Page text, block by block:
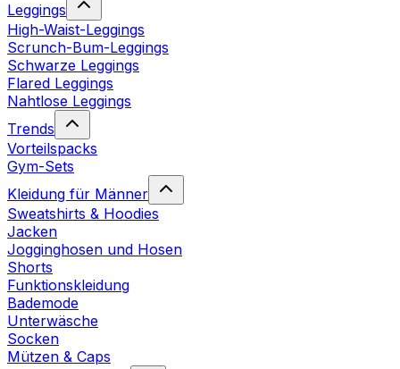
Leggings
High-Waist-Leggings
Scrunch-Bum-Leggings
Schwarze Leggings
Flared Leggings
Nahtlose Leggings
Trends
Vorteilspacks
Gym-Sets
Kleidung für Männer
Sweatshirts & Hoodies
Jacken
Jogginghosen und Hosen
Shorts
Funktionskleidung
Bademode
Unterwäsche
Socken
Mützen & Caps